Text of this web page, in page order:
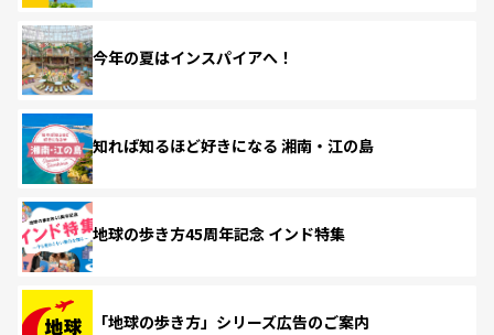
今年の夏はインスパイアへ！
知れば知るほど好きになる 湘南・江の島
地球の歩き方45周年記念 インド特集
「地球の歩き方」シリーズ広告のご案内